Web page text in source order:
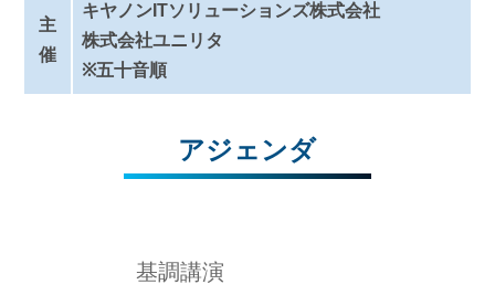
主
催
キヤノンITソリューションズ株式会社
株式会社ユニリタ
※五十音順
アジェンダ
基調講演